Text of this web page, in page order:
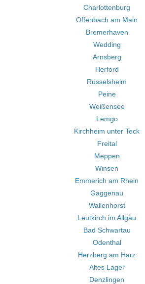
Charlottenburg
Offenbach am Main
Bremerhaven
Wedding
Arnsberg
Herford
Rüsselsheim
Peine
Weißensee
Lemgo
Kirchheim unter Teck
Freital
Meppen
Winsen
Emmerich am Rhein
Gaggenau
Wallenhorst
Leutkirch im Allgäu
Bad Schwartau
Odenthal
Herzberg am Harz
Altes Lager
Denzlingen